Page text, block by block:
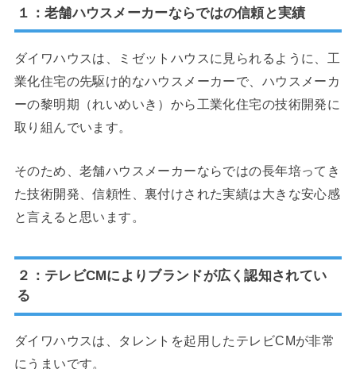
１：老舗ハウスメーカーならではの信頼と実績
ダイワハウスは、ミゼットハウスに見られるように、工
業化住宅の先駆け的なハウスメーカーで、ハウスメーカ
ーの黎明期（れいめいき）から工業化住宅の技術開発に
取り組んでいます。
そのため、老舗ハウスメーカーならではの長年培ってき
た技術開発、信頼性、裏付けされた実績は大きな安心感
と言えると思います。
２：テレビCMによりブランドが広く認知されてい
る
ダイワハウスは、タレントを起用したテレビCMが非常
にうまいです。